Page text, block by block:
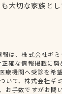
大切な家族と
は、株式会社ギ
正確な情報掲載に
療機関へ受診を希
いて、株式会社
お手数ですがお問